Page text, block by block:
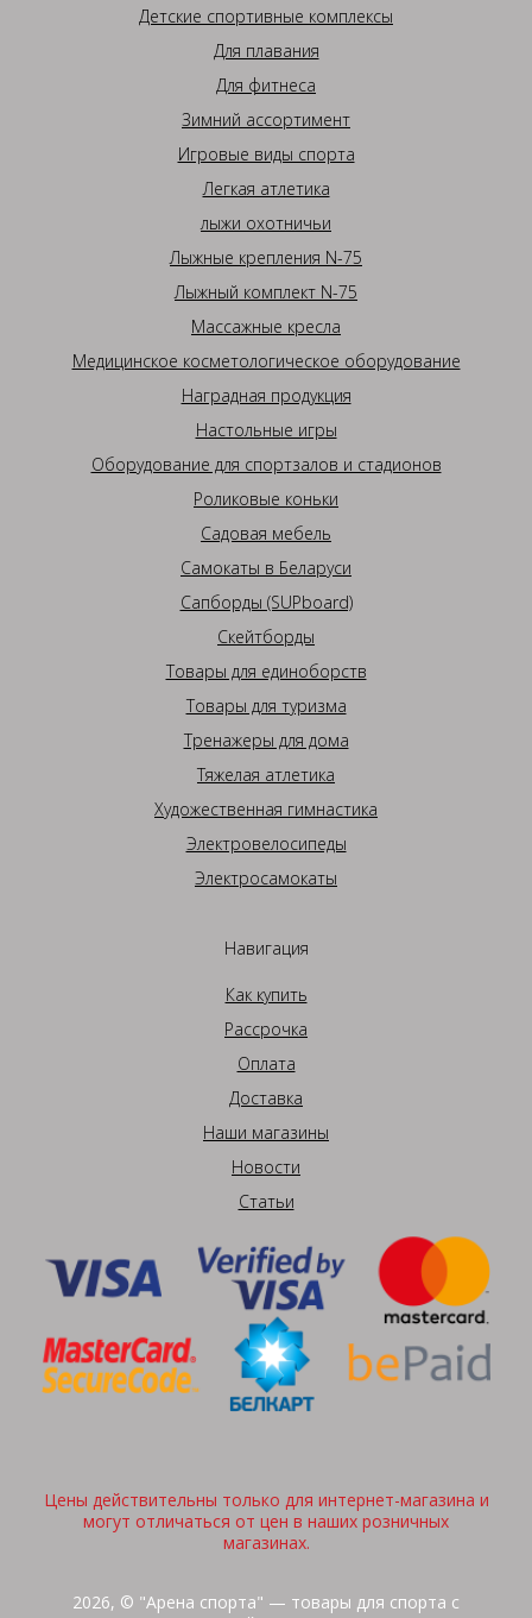
Детские спортивные комплексы
Для плавания
Для фитнеса
Зимний ассортимент
Игровые виды спорта
Легкая атлетика
лыжи охотничьи
Лыжные крепления N-75
Лыжный комплект N-75
Массажные кресла
Медицинское косметологическое оборудование
Наградная продукция
Настольные игры
Оборудование для спортзалов и стадионов
Роликовые коньки
Садовая мебель
Самокаты в Беларуси
Сапборды (SUPboard)
Скейтборды
Товары для единоборств
Товары для туризма
Тренажеры для дома
Тяжелая атлетика
Художественная гимнастика
Электровелосипеды
Электросамокаты
Навигация
Как купить
Рассрочка
Оплата
Доставка
Наши магазины
Новости
Статьи
Цены действительны только для интернет-магазина и
могут отличаться от цен в наших розничных
магазинах.
2026, © "Арена спорта" — товары для спорта с